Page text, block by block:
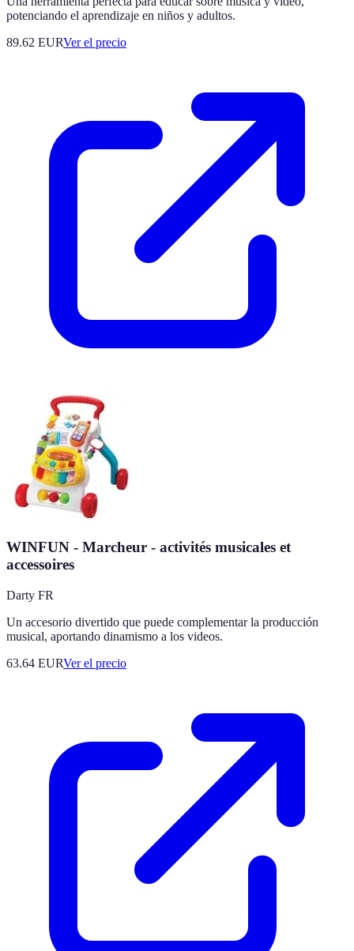
potenciando el aprendizaje en niños y adultos.
89.62 EURVer el precio
WINFUN - Marcheur - activités musicales et
accessoires
Darty FR
Un accesorio divertido que puede complementar la producción
musical, aportando dinamismo a los videos.
63.64 EURVer el precio